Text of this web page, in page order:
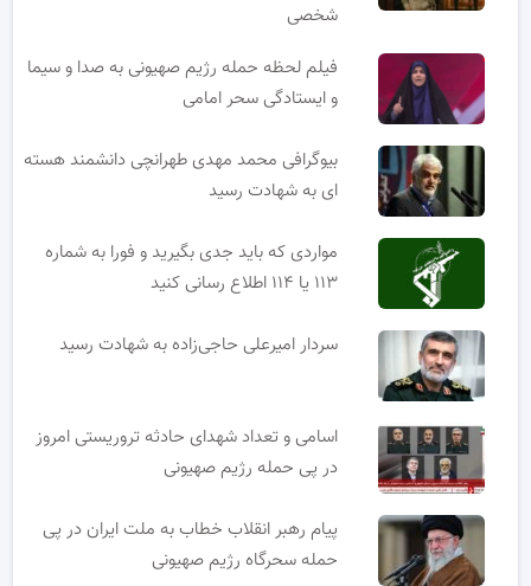
شخصی
فیلم لحظه حمله رژیم صهیونی به صدا و سیما
و ایستادگی سحر امامی
بیوگرافی محمد مهدی طهرانچی دانشمند هسته
ای به شهادت رسید
مواردی که باید جدی بگیرید و فورا به شماره
۱۱۳ یا ۱۱۴ اطلاع رسانی کنید
سردار امیرعلی حاجی‌زاده به شهادت رسید
اسامی و تعداد شهدای حادثه تروریستی امروز
در پی حمله رژیم صهیونی
پیام رهبر انقلاب خطاب به ملت ایران در پی
حمله سحرگاه رژیم صهیونی